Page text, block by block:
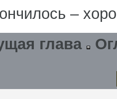
–
глава